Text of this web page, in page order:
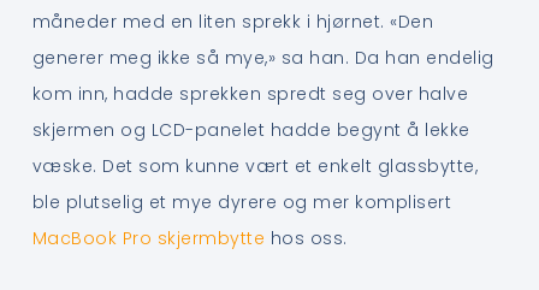
måneder med en liten sprekk i hjørnet. «Den
generer meg ikke så mye,» sa han. Da han endelig
kom inn, hadde sprekken spredt seg over halve
skjermen og LCD-panelet hadde begynt å lekke
væske. Det som kunne vært et enkelt glassbytte,
ble plutselig et mye dyrere og mer komplisert
MacBook Pro skjermbytte hos oss.